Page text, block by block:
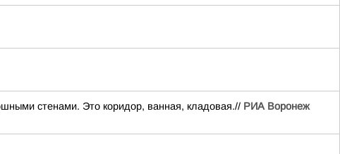
стенами. Это коридор, ванная, кладовая.// РИА Воронеж